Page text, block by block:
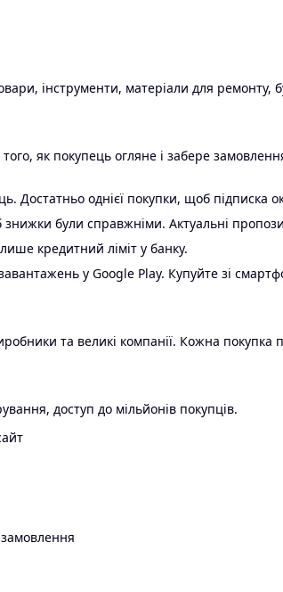
інструменти, матеріали для ремонту,
як покупець огляне і забере
Достатньо однієї покупки, щоб підписка
були справжніми. Актуальні
кредитний ліміт у банку.
у Google Play. Купуйте зі
та великі компанії. Кожна покупка
доступ до мільйонів покупців.